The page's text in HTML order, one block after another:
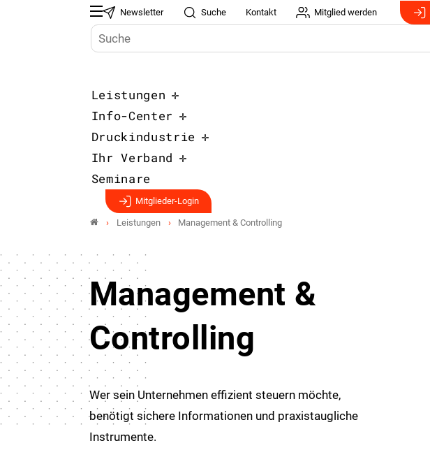
Newsletter Suche Kontakt Mitglied werden
Leistungen
Info-Center
Druckindustrie
Ihr Verband
Seminare
Mitglieder-Login
Leistungen Management & Controlling
Management &
Controlling
Wer sein Unternehmen effizient steuern möchte,
benötigt sichere Informationen und praxistaugliche
Instrumente.